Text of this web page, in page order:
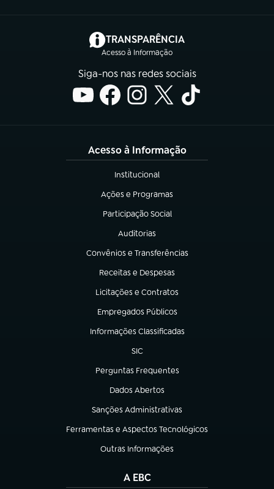
TRANSPARÊNCIA
Acesso à Informação
(abre em nova aba)
Siga-nos nas redes sociais
Acesso à Informação
Institucional
(abre em nova aba)
Ações e Programas
(abre em nova aba)
Participação Social
(abre em nova aba)
Auditorias
(abre em nova aba)
Convênios e Transferências
(abre em nova aba)
Receitas e Despesas
(abre em nova aba)
Licitações e Contratos
(abre em nova aba)
Empregados Públicos
(abre em nova aba)
Informações Classificadas
(abre em nova aba)
SIC
(abre em nova aba)
Perguntas Frequentes
(abre em nova aba)
Dados Abertos
(abre em nova aba)
Sanções Administrativas
(abre em nova aba)
Ferramentas e Aspectos Tecnológicos
(abre em nova aba)
Outras Informações
(abre em nova aba)
A EBC